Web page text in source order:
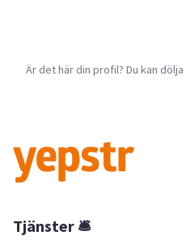
Är det här din profil? Du kan
Tjänster 🛎